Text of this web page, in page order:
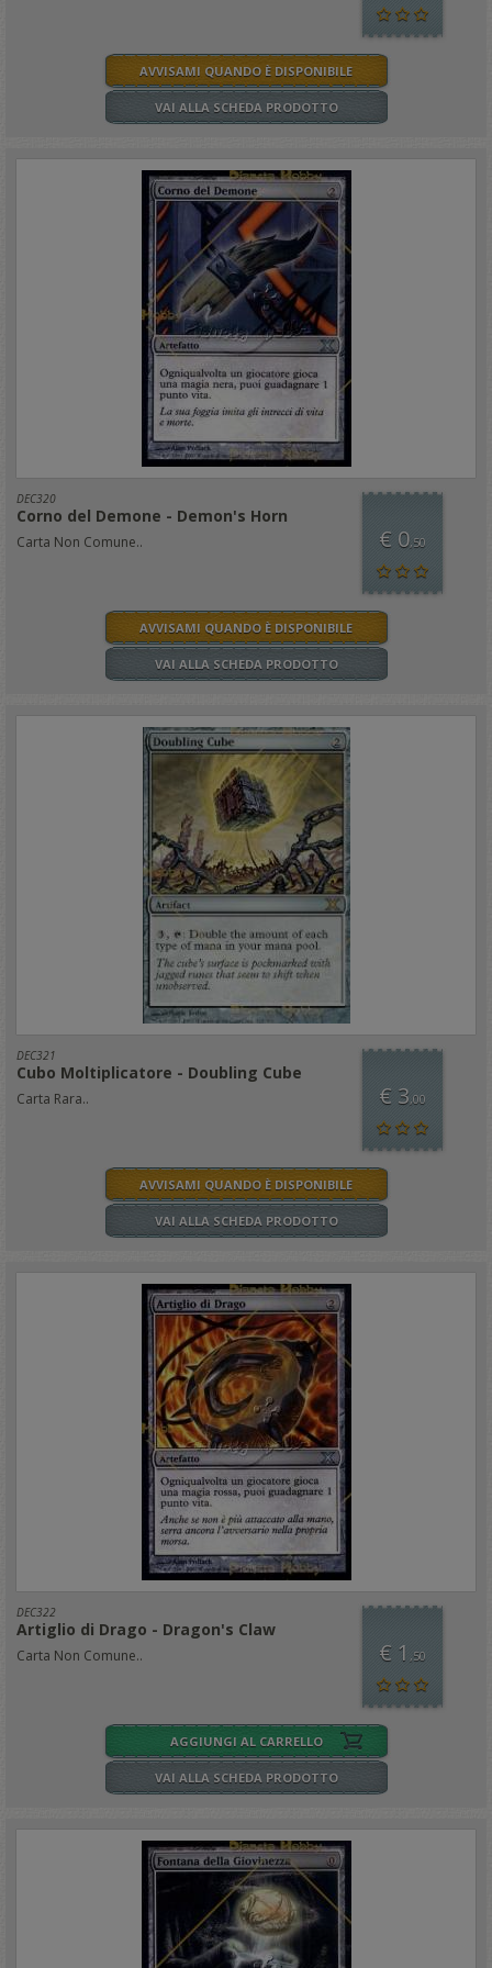
AVVISAMI QUANDO È DISPONIBILE
VAI ALLA SCHEDA PRODOTTO
DEC320
Corno del Demone - Demon's Horn
Carta Non Comune.. € 0,50
AVVISAMI QUANDO È DISPONIBILE
VAI ALLA SCHEDA PRODOTTO
DEC321
Cubo Moltiplicatore - Doubling Cube
Carta Rara.. € 3,00
AVVISAMI QUANDO È DISPONIBILE
VAI ALLA SCHEDA PRODOTTO
DEC322
Artiglio di Drago - Dragon's Claw
Carta Non Comune.. € 1 ,50
AGGIUNGI AL CARRELLO
VAI ALLA SCHEDA PRODOTTO